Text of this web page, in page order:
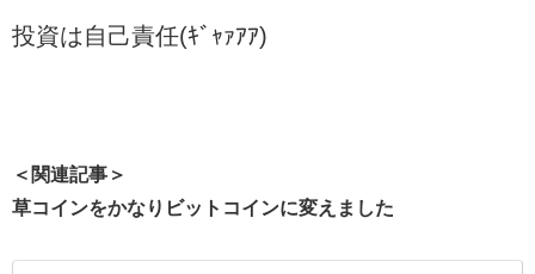
投資は自己責任(ｷﾞｬｧｱｱ)
＜関連記事＞
草コインをかなりビットコインに変えました